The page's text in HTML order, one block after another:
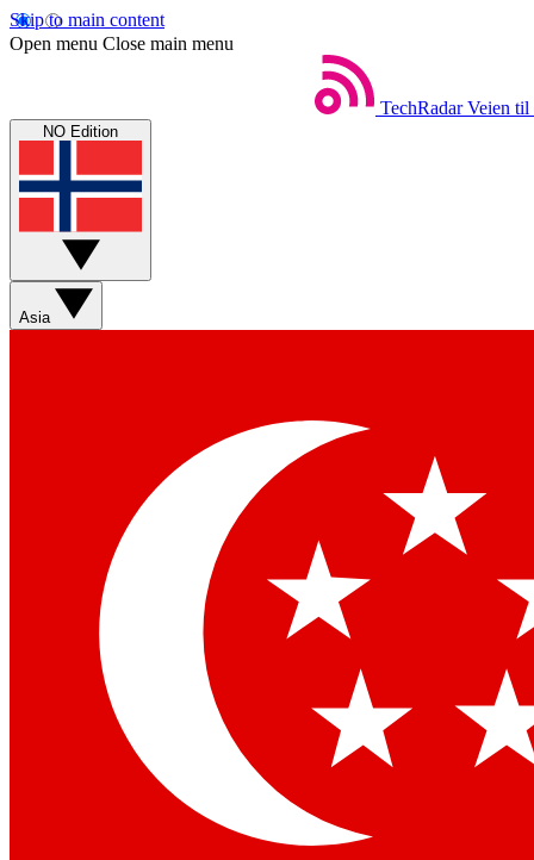
Skip to main content
Open menu Close main menu
TechRadar Veien til
NO Edition
Asia